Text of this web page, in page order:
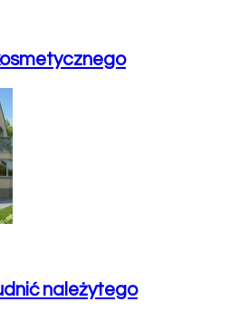
należytego